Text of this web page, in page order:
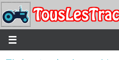
Passer
vers
le
contenu